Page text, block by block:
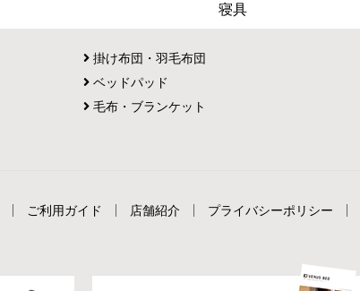
寝具
掛け布団・羽毛布団
ベッドパッド
毛布・ブランケット
ご利用ガイド 店舗紹介 プライバシーポリシー